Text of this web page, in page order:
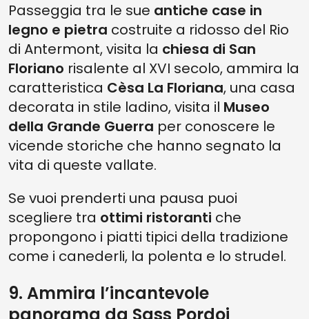
Passeggia tra le sue antiche case in
legno e pietra costruite a ridosso del Rio
di Antermont, visita la chiesa di San
Floriano risalente al XVI secolo, ammira la
caratteristica Cèsa La Floriana, una casa
decorata in stile ladino, visita il Museo
della Grande Guerra per conoscere le
vicende storiche che hanno segnato la
vita di queste vallate.
Se vuoi prenderti una pausa puoi
scegliere tra ottimi ristoranti che
propongono i piatti tipici della tradizione
come i canederli, la polenta e lo strudel.
9. Ammira l’incantevole